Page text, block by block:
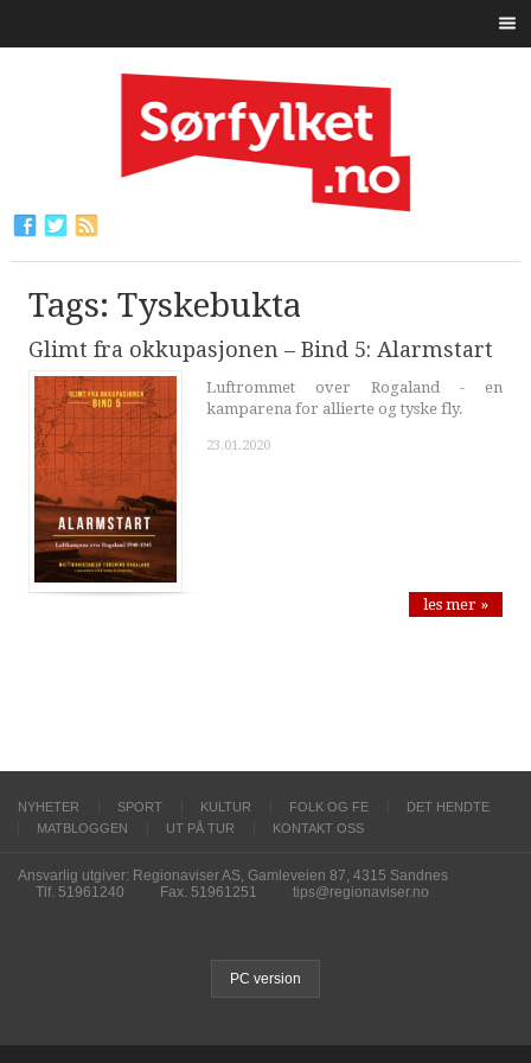
Tags: Tyskebukta
Glimt fra okkupasjonen – Bind 5: Alarmstart
Luftrommet over Rogaland - en
kamparena for allierte og tyske fly.
23.01.2020
les mer »
NYHETER SPORT KULTUR FOLK OG FE
DET HENDTE
MATBLOGGEN
UT PÅ TUR KONTAKT OSS
Ansvarlig utgiver: Regionaviser AS, Gamleveien 87, 4315 Sandnes
Tlf. 51961240
Fax. 51961251 tips@regionaviser.no
PC version